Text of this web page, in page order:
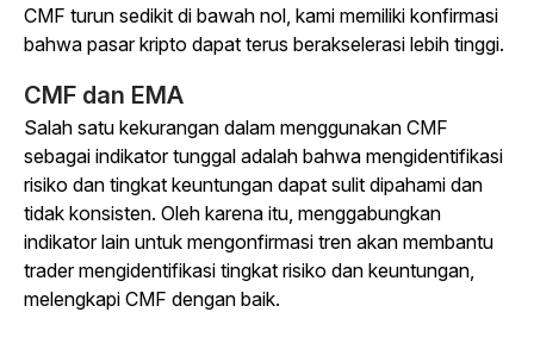
CMF turun sedikit di bawah nol, kami memiliki konfirmasi
bahwa pasar kripto dapat terus berakselerasi lebih tinggi.
CMF dan EMA
Salah satu kekurangan dalam menggunakan CMF
sebagai indikator tunggal adalah bahwa mengidentifikasi
risiko dan tingkat keuntungan dapat sulit dipahami dan
tidak konsisten. Oleh karena itu, menggabungkan
indikator lain untuk mengonfirmasi tren akan membantu
trader mengidentifikasi tingkat risiko dan keuntungan,
melengkapi CMF dengan baik.